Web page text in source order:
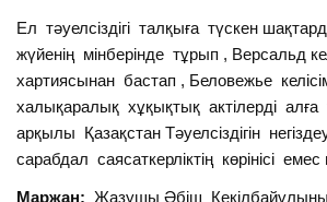
Ел тәуелсіздігі талқыға түскен
жүйенің мінберінде тұрып , Версальд
хартиясынан бастап , Беловежье
халықаралық хұқықтық актілерді алға
арқылы Қазақстан Тәуелсіздігін
сарабдал саясаткерліктің көрінісі емес
Маржан: Жазушы Әбіш